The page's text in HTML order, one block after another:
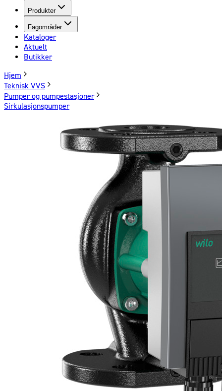
Produkter
Fagområder
Kataloger
Aktuelt
Butikker
Hjem
Teknisk VVS
Pumper og pumpestasjoner
Sirkulasjonspumper